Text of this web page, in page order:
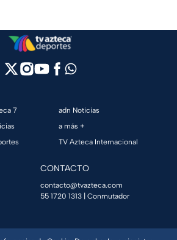
7
adn Noticias
a más +
TV Azteca Internacional
CONTACTO
contacto@tvazteca.com
55 1720 1313 | Conmutador